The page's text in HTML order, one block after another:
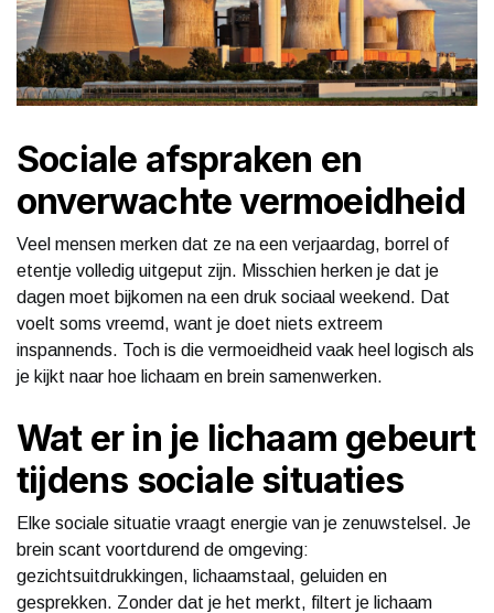
Sociale afspraken en
onverwachte vermoeidheid
Veel mensen merken dat ze na een verjaardag, borrel of
etentje volledig uitgeput zijn. Misschien herken je dat je
dagen moet bijkomen na een druk sociaal weekend. Dat
voelt soms vreemd, want je doet niets extreem
inspannends. Toch is die vermoeidheid vaak heel logisch als
je kijkt naar hoe lichaam en brein samenwerken.
Wat er in je lichaam gebeurt
tijdens sociale situaties
Elke sociale situatie vraagt energie van je zenuwstelsel. Je
brein scant voortdurend de omgeving:
gezichtsuitdrukkingen, lichaamstaal, geluiden en
gesprekken. Zonder dat je het merkt, filtert je lichaam